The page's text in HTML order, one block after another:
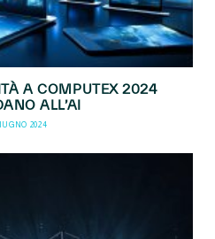
A COMPUTEX 2024
ALL’AI
2024